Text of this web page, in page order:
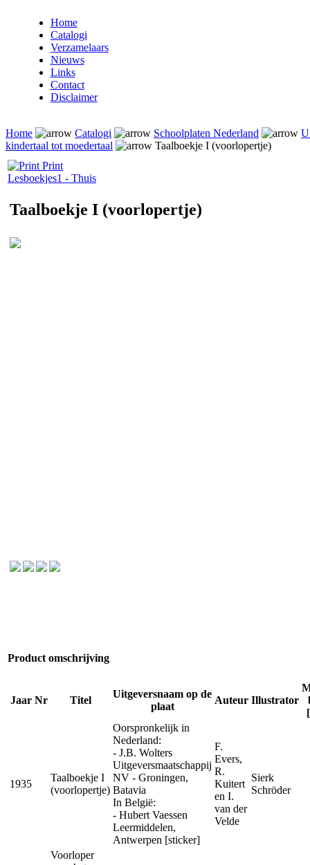
Home
Catalogi
Verzamelaars
Nieuws
Links
Contact
Disclaimer
Home Catalogi Schoolplaten Nederland
kindertaal tot moedertaal
Taalboekje I (voorlopertje)
Print
Lesboekjes1 - Thuis
Taalboekje I (voorlopertje)
Product omschrijving
Jaar Nr Titel
Uitgeversnaam op de
plaat
Auteur Illustrator
1935
Taalboekje I
(voorlopertje)
Oorspronkelijk in
Nederland:
- J.B. Wolters
Uitgeversmaatschappij
NV - Groningen,
Batavia
In België:
- Hubert Vaessen
Leermiddelen,
Antwerpen [sticker]
F.
Evers,
R.
Kuitert
en I.
van der
Velde
Sierk
Schröder
Voorloper